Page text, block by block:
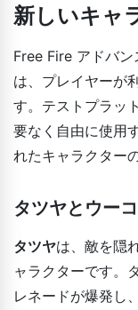
新しいキャ
Free Fire アドバ
は、プレイヤーが
す。テストプラッ
要なく自由に使用
れたキャラクター
タツヤとウー
タツヤは、敵を隠
ャラクターです。
レネードが爆発し